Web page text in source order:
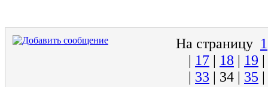
На страницу 1
| 17 | 18 | 19 |
| 33 | 34 | 35 |